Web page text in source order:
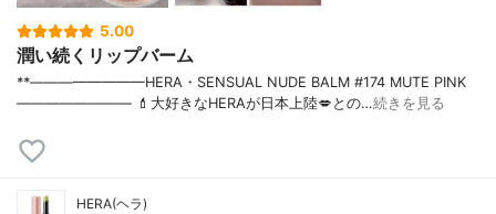
5.00
潤い続くリップバーム
**————————⁡HERA⁡・SENSUAL NUDE BALM #174 MUTE PINK⁡⁡
————————⁡ ⁡⁡💄大好きなHERAが日本上陸💋との…続きを見る
HERA(ヘラ)